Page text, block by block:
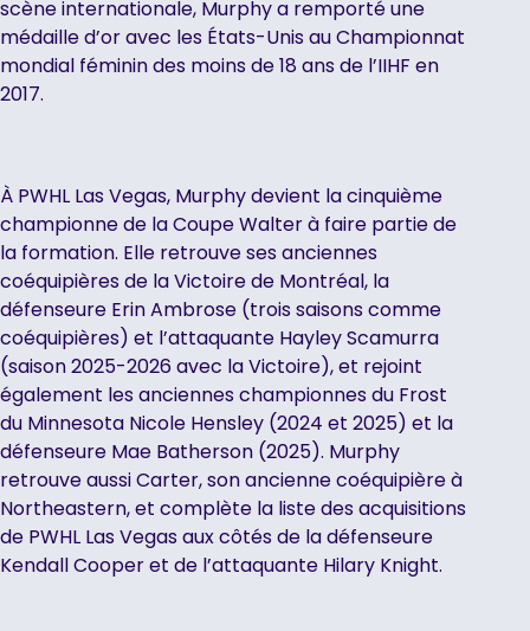
scène internationale, Murphy a remporté une
médaille d’or avec les États-Unis au Championnat
mondial féminin des moins de 18 ans de l’IIHF en
2017.
À PWHL Las Vegas, Murphy devient la cinquième
championne de la Coupe Walter à faire partie de
la formation. Elle retrouve ses anciennes
coéquipières de la Victoire de Montréal, la
défenseure Erin Ambrose (trois saisons comme
coéquipières) et l’attaquante Hayley Scamurra
(saison 2025-2026 avec la Victoire), et rejoint
également les anciennes championnes du Frost
du Minnesota Nicole Hensley (2024 et 2025) et la
défenseure Mae Batherson (2025). Murphy
retrouve aussi Carter, son ancienne coéquipière à
Northeastern, et complète la liste des acquisitions
de PWHL Las Vegas aux côtés de la défenseure
Kendall Cooper et de l’attaquante Hilary Knight.